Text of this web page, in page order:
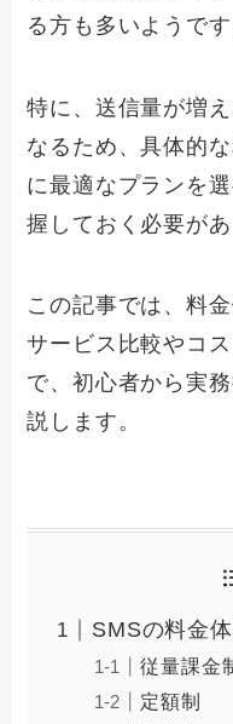
る方も多いようです
特に、送信量が増
なるため、具体的
に最適なプランを
握しておく必要があ
この記事では、料
サービス比較やコ
で、初心者から実
説します。
SMSの料金
従量課金
定額制